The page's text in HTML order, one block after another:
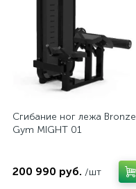
Сгибание ног лежа Bronze
Gym MIGHT 01
200 990 руб. /шт